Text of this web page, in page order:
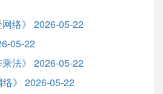
网络》 2026-05-22
05-22
乘法》 2026-05-22
络》 2026-05-22